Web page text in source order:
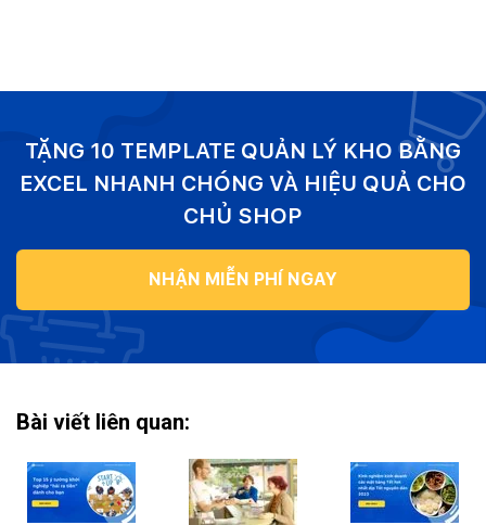
TẶNG 10 TEMPLATE QUẢN LÝ KHO BẰNG
EXCEL NHANH CHÓNG VÀ HIỆU QUẢ CHO
CHỦ SHOP
NHẬN MIỄN PHÍ NGAY
Bài viết liên quan: